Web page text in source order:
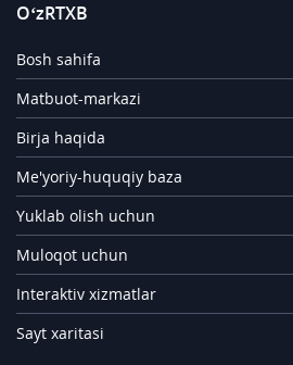
O‘zRTXB
Bosh sahifa
Matbuot-markazi
Birja haqida
Me'yoriy-huquqiy baza
Yuklab olish uchun
Muloqot uchun
Interaktiv xizmatlar
Sayt xaritasi